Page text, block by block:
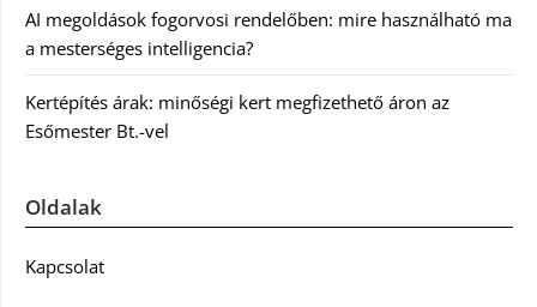
AI megoldások fogorvosi rendelőben: mire használható ma
a mesterséges intelligencia?
Kertépítés árak: minőségi kert megfizethető áron az
Esőmester Bt.-vel
Oldalak
Kapcsolat